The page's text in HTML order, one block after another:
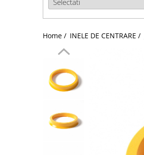
Home / INELE DE CENTRARE /